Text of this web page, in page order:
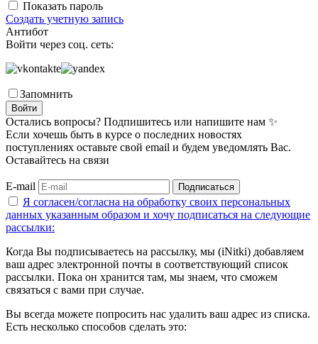
Показать пароль
Создать учетную запись
Антибот
Войти через соц. сеть:
Запомнить
Войти
Остались вопросы? Подпишитесь или напишите нам ✨
Если хочешь быть в курсе о последних новостях
поступлениях оставьте свой email и будем уведомлять Вас.
Оставайтесь на связи
E-mail Подписаться
Я согласен/согласна на обработку своих персональных
данных указанным образом и хочу подписаться на следующие
рассылки:
Когда Вы подписываетесь на рассылку, мы (iNitki) добавляем
ваш адрес электронной почты в соответствующий список
рассылки. Пока он хранится там, мы знаем, что сможем
связаться с вами при случае.
Вы всегда можете попросить нас удалить ваш адрес из списка.
Есть несколько способов сделать это: